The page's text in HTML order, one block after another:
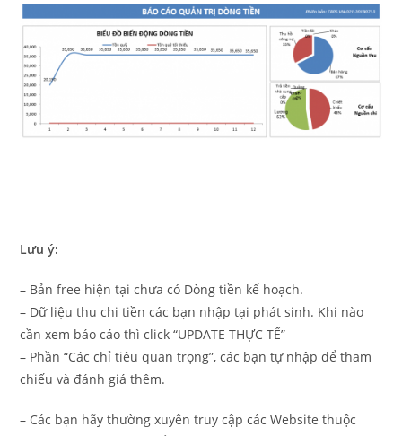
Lưu ý:
– Bản free hiện tại chưa có Dòng tiền kế hoạch.
– Dữ liệu thu chi tiền các bạn nhập tại phát sinh. Khi nào
cần xem báo cáo thì click “UPDATE THỰC TẾ”
– Phần “Các chỉ tiêu quan trọng”, các bạn tự nhập để tham
chiếu và đánh giá thêm.
– Các bạn hãy thường xuyên truy cập các Website thuộc